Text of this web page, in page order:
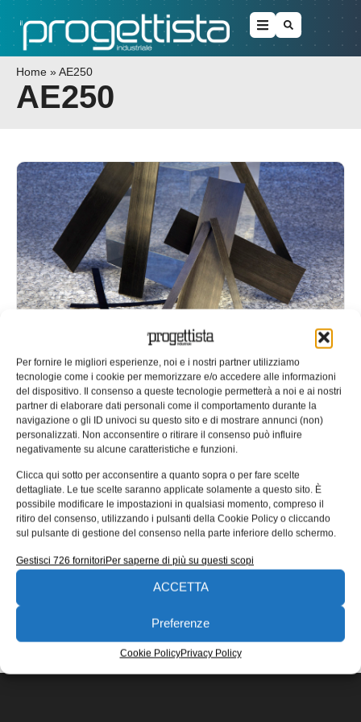
Per fornire le migliori esperienze, noi e i nostri partner utilizziamo
tecnologie come i cookie per memorizzare e/o accedere alle informazioni
del dispositivo. Il consenso a queste tecnologie permetterà a noi e ai nostri
partner di elaborare dati personali come il comportamento durante la
navigazione o gli ID univoci su questo sito e di mostrare annunci (non)
personalizzati. Non acconsentire o ritirare il consenso può influire
negativamente su alcune caratteristiche e funzioni.
Clicca qui sotto per acconsentire a quanto sopra o per fare scelte
dettagliate. Le tue scelte saranno applicate solamente a questo sito. È
possibile modificare le impostazioni in qualsiasi momento, compreso il
ritiro del consenso, utilizzando i pulsanti della Cookie Policy o cliccando
sul pulsante di gestione del consenso nella parte inferiore dello schermo.
Gestisci 726 fornitoriPer saperne di più su questi scopi
ACCETTA
Preferenze
Cookie PolicyPrivacy Policy
Home » AE250
AE250
Victrex lancia i compositi concepiti
per il settore aerospaziale
Victrex, produttore globale di soluzioni a base PAEK*, sta
lanciando dei compositi destinati all’industria aerospaziale
nel formato di nastri UD
04/11/2015
EDICOLA WEB